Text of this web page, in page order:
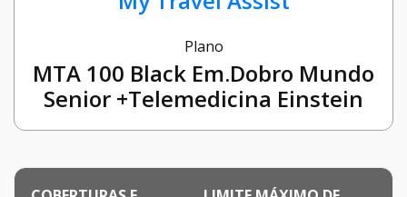
Plano
MTA 100 Black Em.Dobro Mundo
Senior +Telemedicina Einstein